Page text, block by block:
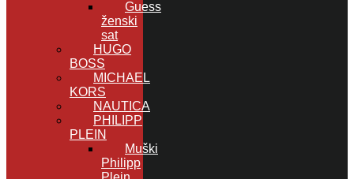
Guess
ženski
sat
HUGO
BOSS
MICHAEL
KORS
NAUTICA
PHILIPP
PLEIN
Muški
Philipp